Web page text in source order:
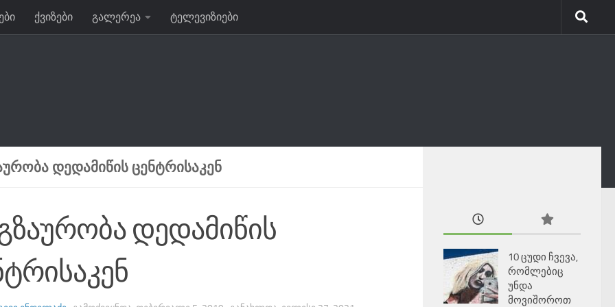
ქვიზები გალერეა ტელევიზიები
ᲓᲔᲓᲐᲛᲘᲬᲘᲡ ᲪᲔᲜᲢᲠᲘᲡᲐᲙᲔᲜ
დედამიწის
10 ცუდი ჩვევა,
რომლებიც
უნდა
მოვიშოროთ